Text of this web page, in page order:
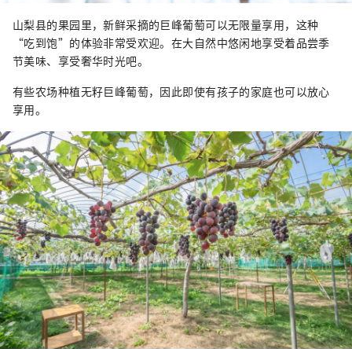
山梨县的果园里，新鲜采摘的巨峰葡萄可以无限量享用，这种
“吃到饱”的体验非常受欢迎。在大自然中悠闲地享受着品尝季
节美味、享受奢华时光吧。
有些农场种植无籽巨峰葡萄，因此即使有孩子的家庭也可以放心
享用。